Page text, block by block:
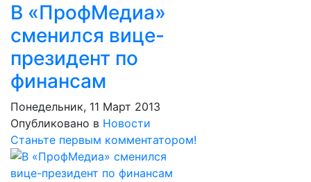
В «ПрофМедиа»
сменился вице-
президент по
финансам
Понедельник, 11 Март 2013
Опубликовано в Новости
Станьте первым комментатором!